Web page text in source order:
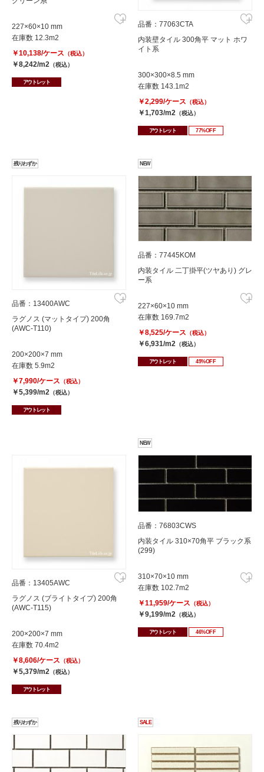
227×60×10 mm
在庫数 12.3m2
￥10,138/ケース （税込）
￥8,242/m2 （税込）
アウトレット
品番：77063CTA
内装壁タイル 300角平 マット ホワ
イト系
300×300×8.5 mm
在庫数 143.1m2
￥2,299/ケース （税込）
￥1,703/m2 （税込）
アウトレット 77%OFF
残りわずか
品番：13400AWC
ラグノス (マットタイプ) 200角
(AWC-T110)
200×200×7 mm
在庫数 5.9m2
￥7,990/ケース （税込）
￥5,399/m2 （税込）
アウトレット
NEW
品番：77445KOM
内装タイル 二丁掛平(ツヤあり) グレ
ー系
227×60×10 mm
在庫数 169.7m2
￥8,525/ケース （税込）
￥6,931/m2 （税込）
アウトレット 49%OFF
品番：13405AWC
ラグノス (ブライトタイプ) 200角
(AWC-T115)
200×200×7 mm
在庫数 70.4m2
￥8,606/ケース （税込）
￥5,379/m2 （税込）
アウトレット
NEW
品番：76803CWS
内装タイル 310×70角平 ブラック系
(299)
310×70×10 mm
在庫数 102.7m2
￥11,959/ケース （税込）
￥9,199/m2 （税込）
アウトレット 46%OFF
残りわずか SALE